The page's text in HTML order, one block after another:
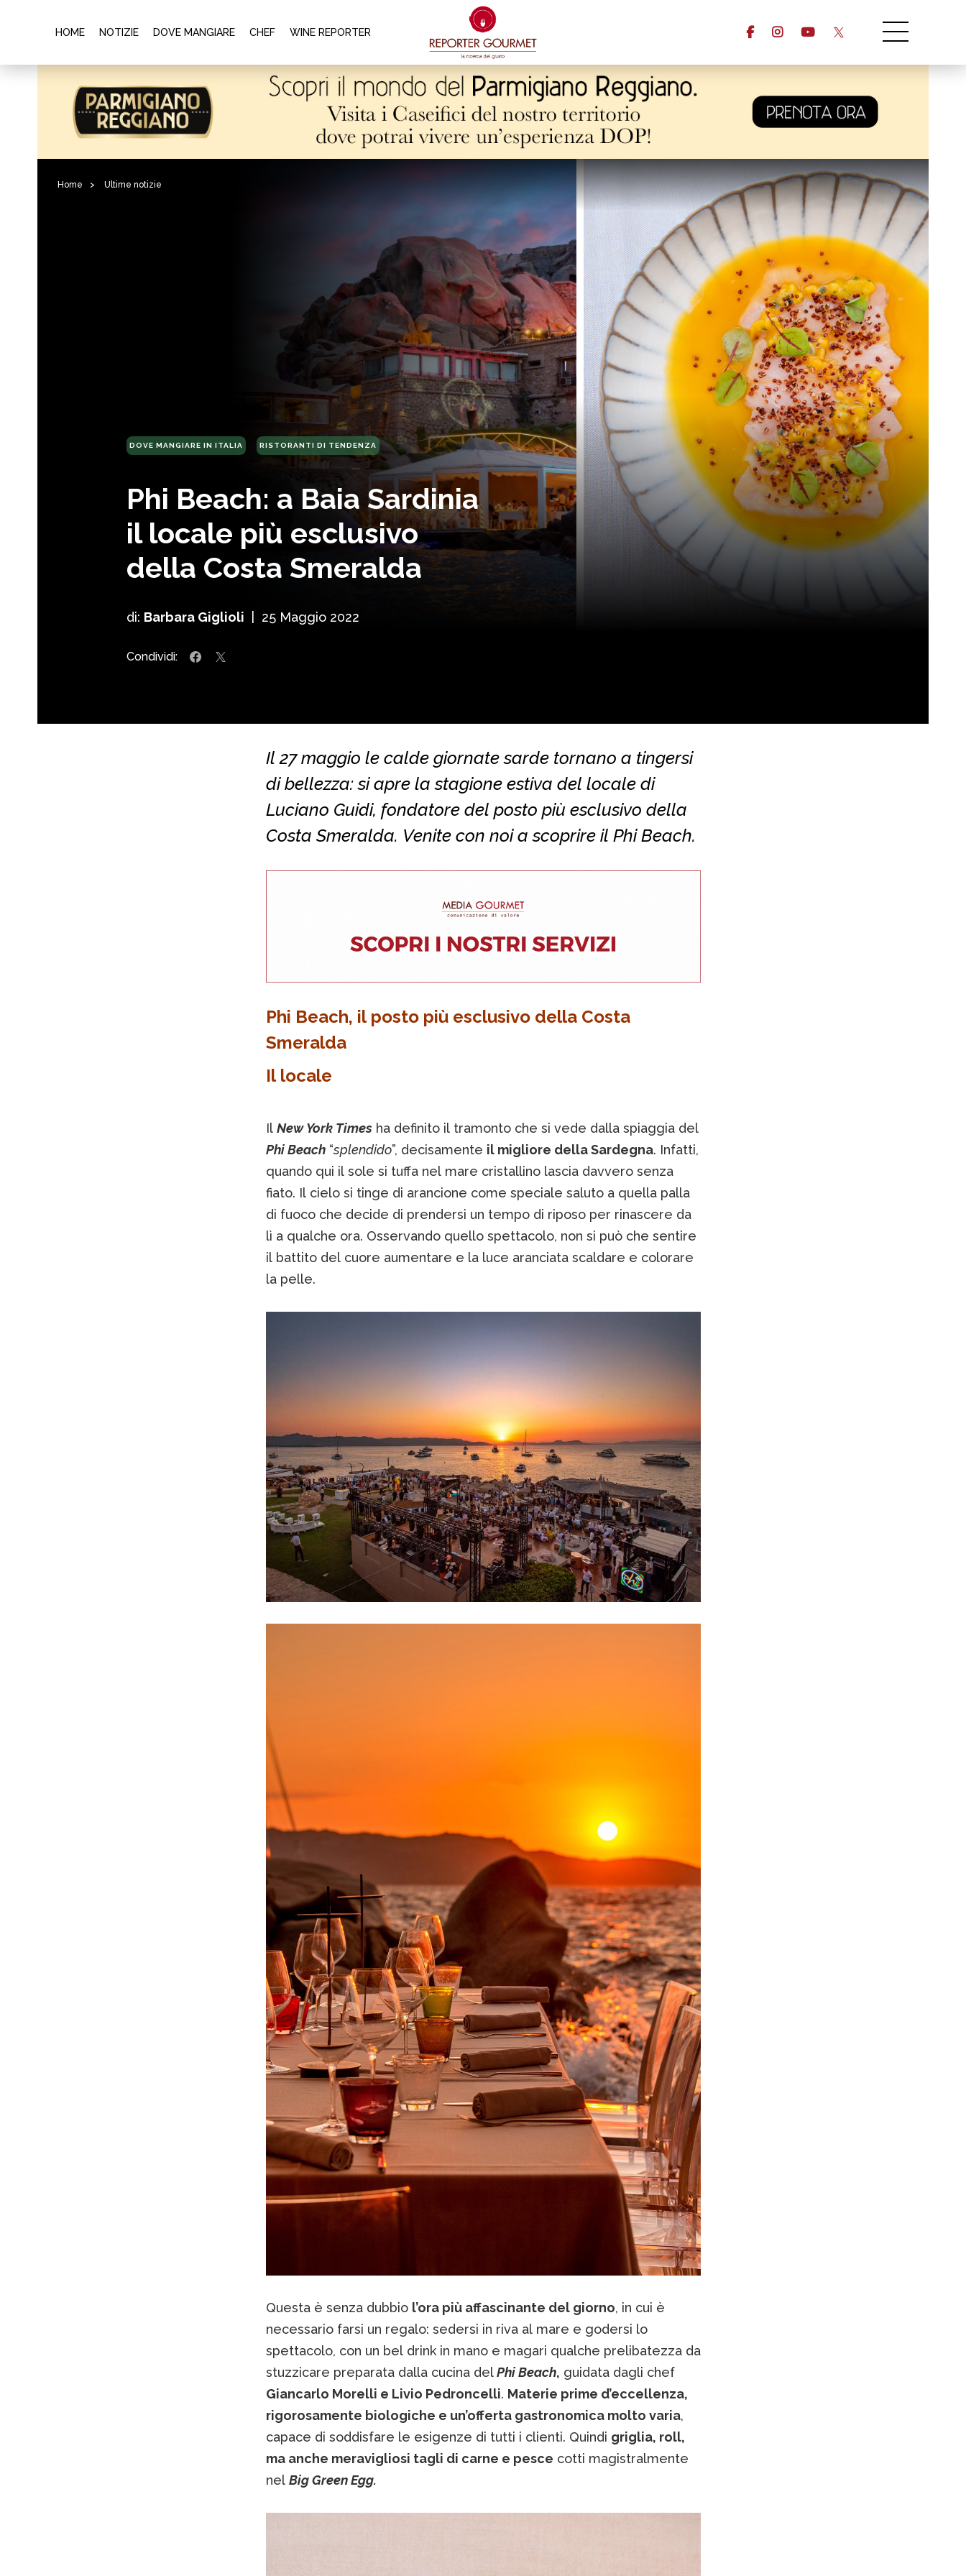
HOME NOTIZIE DOVE MANGIARE CHEF WINE REPORTER
Home > Ultime notizie
DOVE MANGIARE IN ITALIA RISTORANTI DI TENDENZA
Phi Beach: a Baia Sardinia
il locale più esclusivo
della Costa Smeralda
di: Barbara Giglioli 25 Maggio 2022
Condividi:
Il 27 maggio le calde giornate sarde tornano a tingersi
di bellezza: si apre la stagione estiva del locale di
Luciano Guidi, fondatore del posto più esclusivo della
Costa Smeralda. Venite con noi a scoprire il Phi Beach.
Phi Beach, il posto più esclusivo della Costa
Smeralda
Il locale
Il New York Timesha definito il tramonto che si vede dalla spiaggia del
Phi Beach“splendido”, decisamente il migliore della Sardegna. Infatti,
quando qui il sole si tuffa nel mare cristallino lascia davvero senza
fiato. Il cielo si tinge di arancione come speciale saluto a quella palla
di fuoco che decide di prendersi un tempo di riposo per rinascere da
lì a qualche ora. Osservando quello spettacolo, non si può che sentire
il battito del cuore aumentare e la luce aranciata scaldare e colorare
la pelle.
Questa è senza dubbio l’ora più affascinante del giorno, in cui è
necessario farsi un regalo: sedersi in riva al mare e godersi lo
spettacolo, con un bel drink in mano e magari qualche prelibatezza da
stuzzicare preparata dalla cucina del Phi Beach, guidata dagli chef
Giancarlo Morelli e Livio Pedroncelli. Materie prime d’eccellenza,
rigorosamente biologiche e un’offerta gastronomica molto varia,
capace di soddisfare le esigenze di tutti i clienti. Quindi griglia, roll,
ma anche meravigliosi tagli di carne e pesce cotti magistralmente
nel BigGreenEgg.